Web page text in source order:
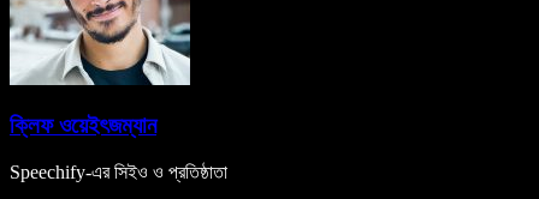
ক্লিফ ওয়েইৎজম্যান
Speechify-এর সিইও ও প্রতিষ্ঠাতা